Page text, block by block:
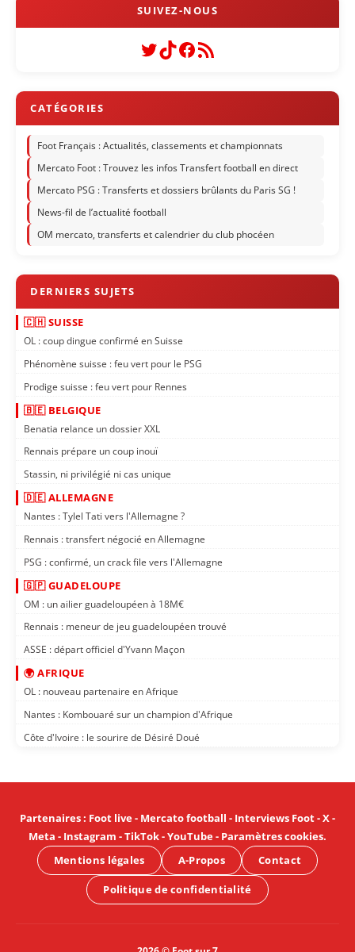
Twitter
TikTok
Facebook
Flux RSS
Foot Français : Actualités, classements et championnats
Mercato Foot : Trouvez les infos Transfert football en direct
Mercato PSG : Transferts et dossiers brûlants du Paris SG !
News-fil de l’actualité football
OM mercato, transferts et calendrier du club phocéen
🇨🇭 SUISSE
OL : coup dingue confirmé en Suisse
Phénomène suisse : feu vert pour le PSG
Prodige suisse : feu vert pour Rennes
🇧🇪 BELGIQUE
Benatia relance un dossier XXL
Rennais prépare un coup inouï
Stassin, ni privilégié ni cas unique
🇩🇪 ALLEMAGNE
Nantes : Tylel Tati vers l'Allemagne ?
Rennais : transfert négocié en Allemagne
PSG : confirmé, un crack file vers l'Allemagne
🇬🇵 GUADELOUPE
OM : un ailier guadeloupéen à 18M€
Rennais : meneur de jeu guadeloupéen trouvé
ASSE : départ officiel d'Yvann Maçon
🌍 AFRIQUE
OL : nouveau partenaire en Afrique
Nantes : Kombouaré sur un champion d'Afrique
Côte d'Ivoire : le sourire de Désiré Doué
Partenaires: Foot live- Mercato football - Interviews Foot-X-
Meta - Instagram -TikTok-YouTube- Paramètres cookies.
Mentions légales
A-Propos Contact
Politique de confidentialité